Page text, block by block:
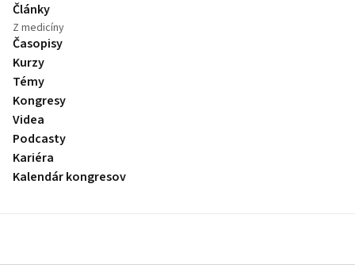
Články
Z medicíny
Časopisy
Kurzy
Témy
Kongresy
Videa
Podcasty
Kariéra
Kalendár kongresov